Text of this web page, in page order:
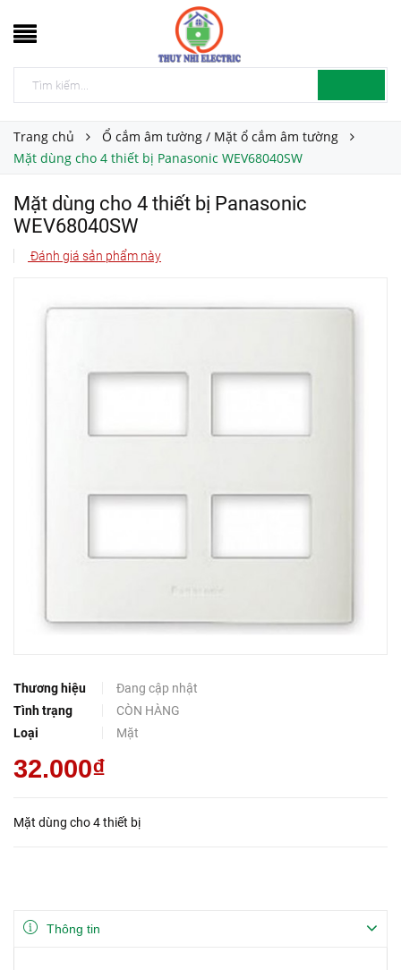
Trang chủ
Ổ cắm âm tường / Mặt ổ cắm âm tường
Mặt dùng cho 4 thiết bị Panasonic WEV68040SW
Mặt dùng cho 4 thiết bị Panasonic
WEV68040SW
Đánh giá sản phẩm này
Thương hiệu
Đang cập nhật
Tình trạng
CÒN HÀNG
Loại
Mặt
32.000₫
Mặt dùng cho 4 thiết bị
Thông tin